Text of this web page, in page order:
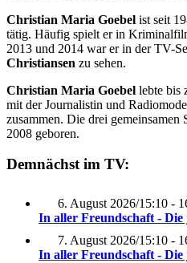
Christian Maria Goebel ist seit
tätig. Häufig spielt er in
2013 und 2014 war er in der TV-
Christiansen zu sehen.
Christian Maria Goebel lebte bis
mit der Journalistin und
zusammen. Die drei
2008 geboren.
Demnächst im TV:
6. August 2026/15:10 -
In aller Freundschaft -
7. August 2026/15:10 -
In aller Freundschaft -